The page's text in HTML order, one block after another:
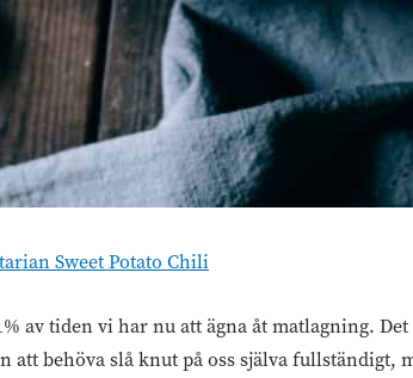
Sweet Potato Chili
av tiden vi har nu att ägna åt matlagning.
att behöva slå knut på oss själva fullständigt,